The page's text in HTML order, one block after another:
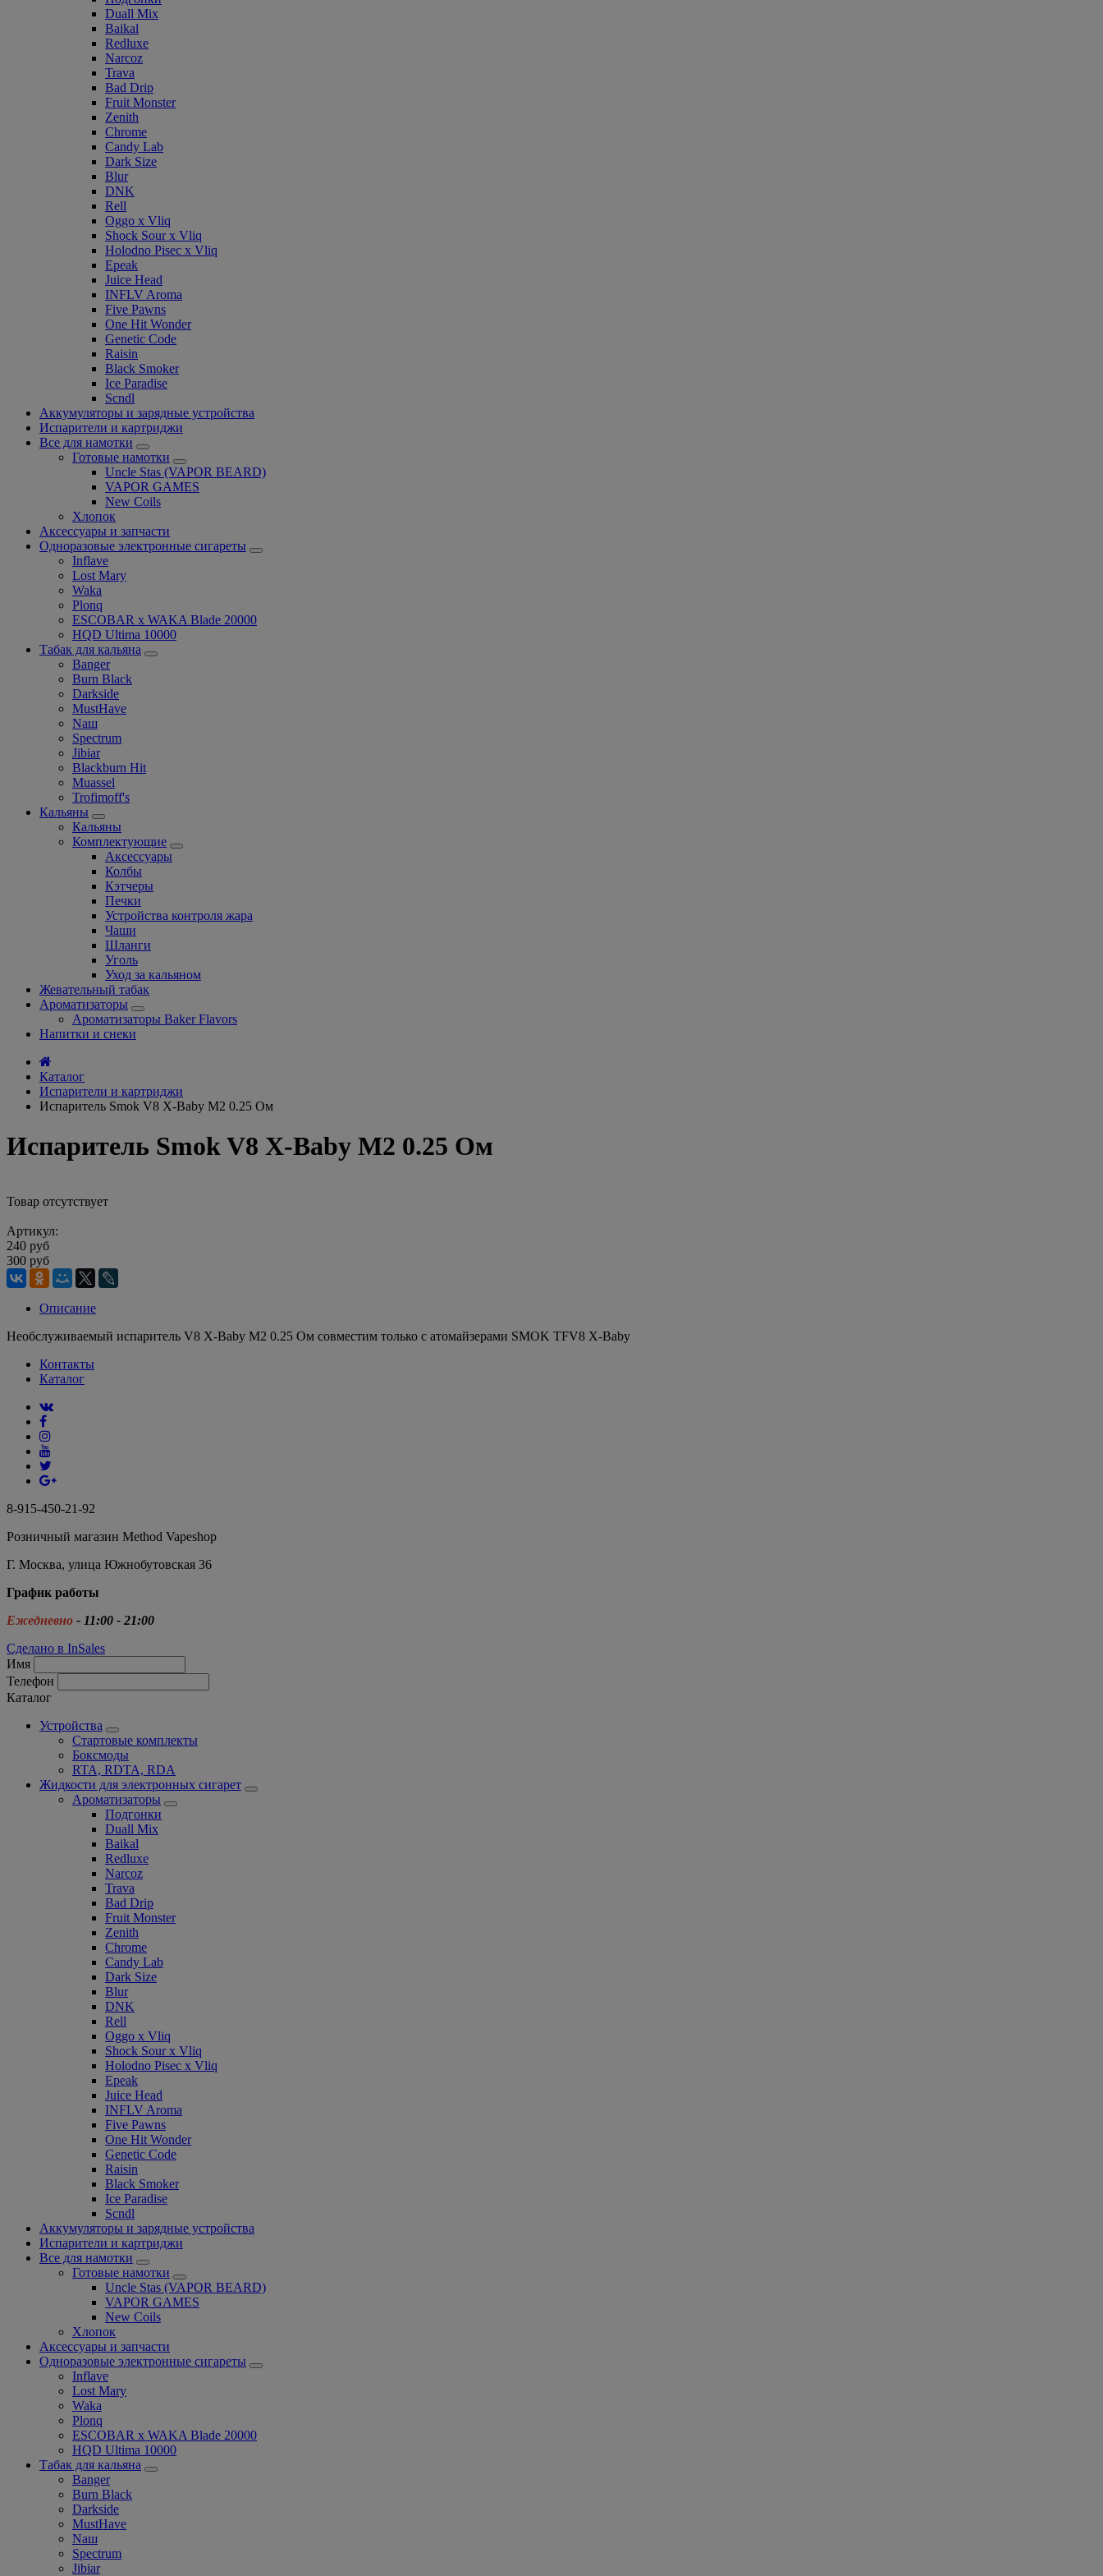
Duall Mix
Baikal
Redluxe
Narcoz
Trava
Bad Drip
Fruit Monster
Zenith
Chrome
Candy Lab
Dark Size
Blur
DNK
Rell
Oggo x Vliq
Shock Sour x Vliq
Holodno Pisec x Vliq
Epeak
Juice Head
INFLV Aroma
Five Pawns
One Hit Wonder
Genetic Code
Raisin
Black Smoker
Ice Paradise
Scndl
Аккумуляторы и зарядные устройства
Испарители и картриджи
Все для намотки
Готовые намотки
Uncle Stas (VAPOR BEARD)
VAPOR GAMES
New Coils
Хлопок
Аксессуары и запчасти
Одноразовые электронные сигареты
Inflave
Lost Mary
Waka
Plonq
ESCOBAR x WAKA Blade 20000
HQD Ultima 10000
Табак для кальяна
Banger
Burn Black
Darkside
MustHave
Nаш
Spectrum
Jibiar
Blackburn Hit
Muassel
Trofimoff's
Кальяны
Кальяны
Комплектующие
Аксессуары
Колбы
Кэтчеры
Печки
Устройства контроля жара
Чаши
Шланги
Уголь
Уход за кальяном
Жевательный табак
Ароматизаторы
Ароматизаторы Baker Flavors
Напитки и снеки
Каталог
Испарители и картриджи
Испаритель Smok V8 X-Baby M2 0.25 Ом
Испаритель Smok V8 X-Baby M2 0.25 Ом
Товар отсутствует
Артикул:
240 руб
300 руб
Описание
Необслуживаемый испаритель V8 X-Baby M2 0.25 Ом совместим только с атомайзерами SMOK TFV8 X-Baby
Контакты
Каталог
8-915-450-21-92
Розничный магазин Method Vapeshop
Г. Москва, улица Южнобутовская 36
График работы
Ежедневно - 11:00 - 21:00
Сделано в InSales
Имя
Телефон
Каталог
Устройства
Стартовые комплекты
Боксмоды
RTA, RDTA, RDA
Жидкости для электронных сигарет
Ароматизаторы
Подгонки
Duall Mix
Baikal
Redluxe
Narcoz
Trava
Bad Drip
Fruit Monster
Zenith
Chrome
Candy Lab
Dark Size
Blur
DNK
Rell
Oggo x Vliq
Shock Sour x Vliq
Holodno Pisec x Vliq
Epeak
Juice Head
INFLV Aroma
Five Pawns
One Hit Wonder
Genetic Code
Raisin
Black Smoker
Ice Paradise
Scndl
Аккумуляторы и зарядные устройства
Испарители и картриджи
Все для намотки
Готовые намотки
Uncle Stas (VAPOR BEARD)
VAPOR GAMES
New Coils
Хлопок
Аксессуары и запчасти
Одноразовые электронные сигареты
Inflave
Lost Mary
Waka
Plonq
ESCOBAR x WAKA Blade 20000
HQD Ultima 10000
Табак для кальяна
Banger
Burn Black
Darkside
MustHave
Nаш
Spectrum
Jibiar